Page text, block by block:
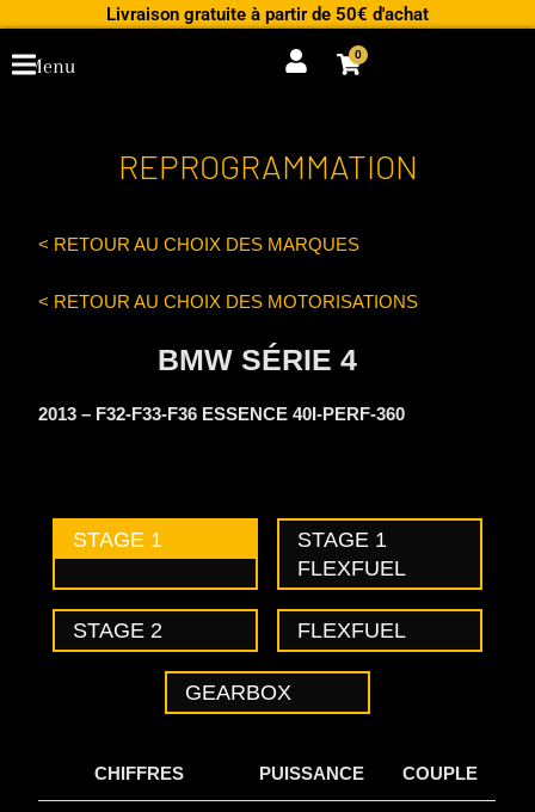
contenu
Livraison gratuite à partir de 50€ d'achat
0
Cart
Menu
REPROGRAMMATION
< RETOUR AU CHOIX DES MARQUES
< RETOUR AU CHOIX DES MOTORISATIONS
BMW SÉRIE 4
2013 – F32-F33-F36 ESSENCE 40I-PERF-360
STAGE 1
STAGE 1
FLEXFUEL
STAGE 2 FLEXFUEL
GEARBOX
CHIFFRES PUISSANCE COUPLE